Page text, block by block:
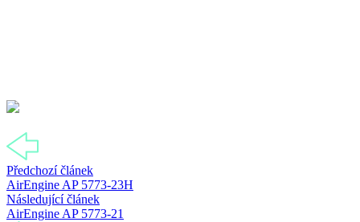
Předchozí článek
AirEngine AP 5773-23H
Následující článek
AirEngine AP 5773-21